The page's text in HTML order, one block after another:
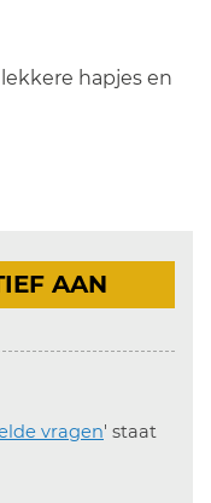
hapjes en
AAN
vragen' staat